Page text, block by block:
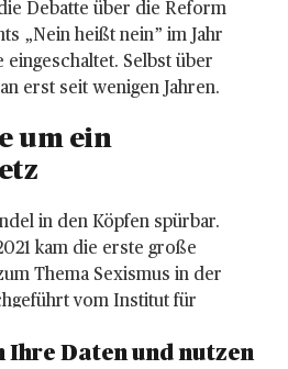
Debatte über die Reform
„Nein heißt nein” im Jahr
eingeschaltet. Selbst über
erst seit wenigen Jahren.
um ein
in den Köpfen spürbar.
kam die erste große
Thema Sexismus in der
vom Institut für
für Frauen in Politik und
Daten und nutzen